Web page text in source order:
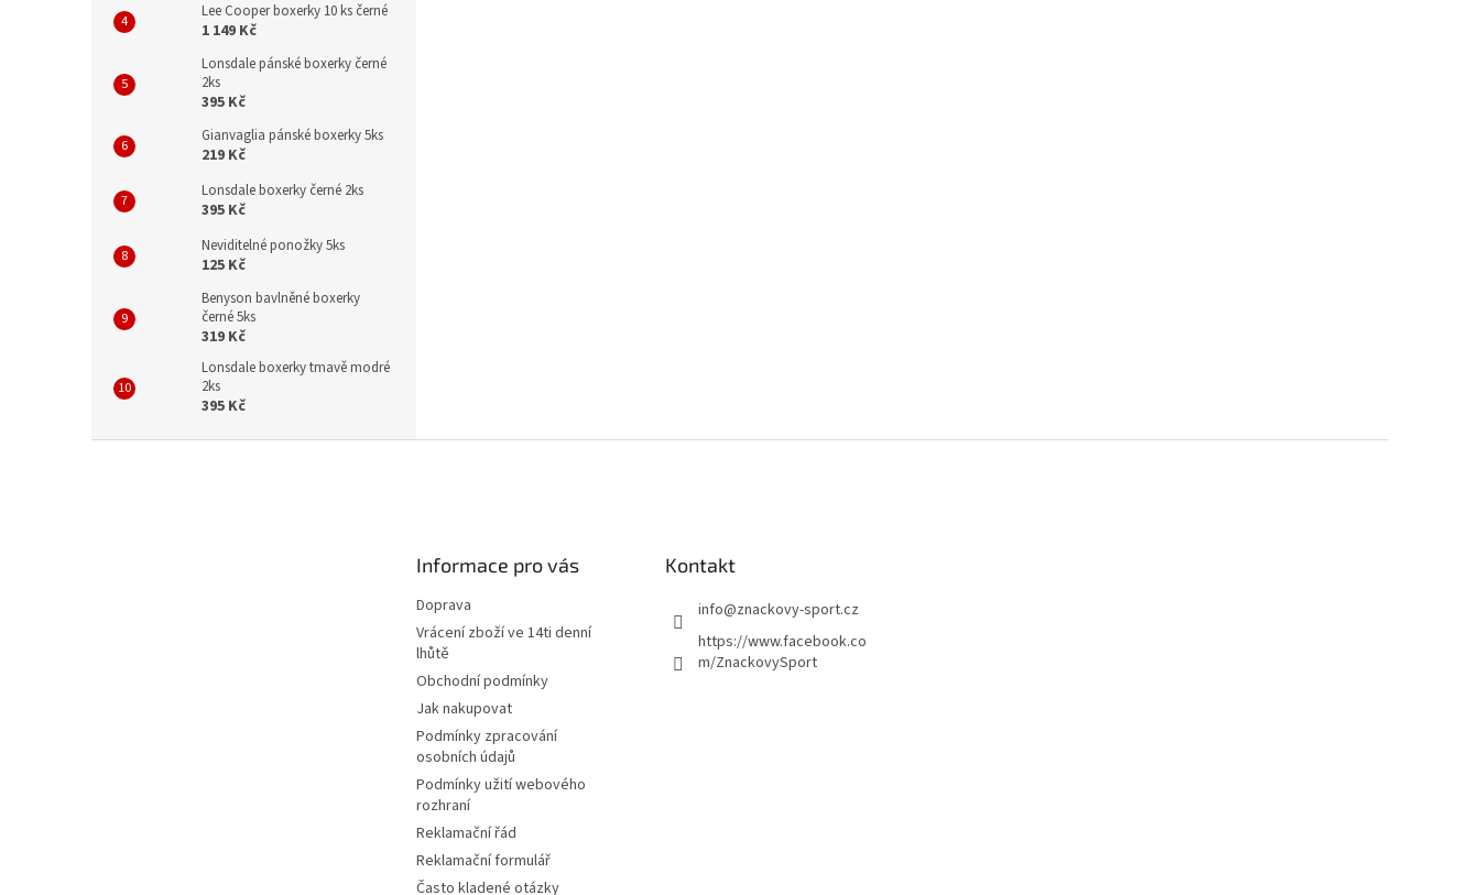
Lee Cooper boxerky 10 ks černé
1 149 Kč
Lonsdale pánské boxerky černé
2ks
395 Kč
Gianvaglia pánské boxerky 5ks
219 Kč
Lonsdale boxerky černé 2ks
395 Kč
Neviditelné ponožky 5ks
125 Kč
Benyson bavlněné boxerky
černé 5ks
319 Kč
Lonsdale boxerky tmavě modré
2ks
395 Kč
Informace pro vás
Doprava
Vrácení zboží ve 14ti denní
lhůtě
Obchodní podmínky
Jak nakupovat
Podmínky zpracování
osobních údajů
Podmínky užití webového
rozhraní
Reklamační řád
Reklamační formulář
Často kladené otázky
Kontakt
info@znackovy-sport.cz
https://www.facebook.co
m/ZnackovySport